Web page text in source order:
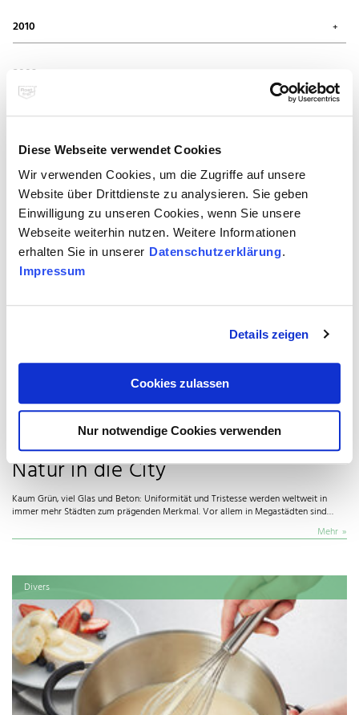
Diese Webseite verwendet Cookies
Wir verwenden Cookies, um die Zugriffe auf unsere
Website über Drittdienste zu analysieren. Sie geben
Einwilligung zu unseren Cookies, wenn Sie unsere
Webseite weiterhin nutzen. Weitere Informationen
erhalten Sie in unserer Datenschutzerklärung.
Impressum
Details zeigen
Cookies zulassen
Nur notwendige Cookies verwenden
Mai 2011 (1)
März 2011 (1)
2010
Juli 2010 (1)
2009
Dezember 2009 (1)
April 2009 (2)
März 2009 (2)
Februar 2009 (1)
2008
Nachrichten aus 1/2019
Es sind 3 Presseberichte verfügbar
Bauen & Renovieren
Fassaden und Wände bringen
Natur in die City
Kaum Grün, viel Glas und Beton: Uniformität und Tristesse werden weltweit in
immer mehr Städten zum prägenden Merkmal. Vor allem in Megastädten sind…
Mehr
Divers